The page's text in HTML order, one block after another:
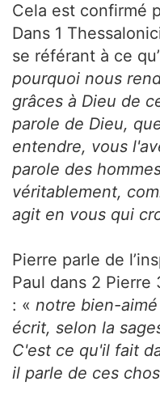
Cela est confirmé
Dans 1
se référant à ce
pourquoi nous
grâces à Dieu de
parole de Dieu,
entendre, vous
parole des
véritablement,
agit en vous qui
Pierre parle de
Paul dans 2 Pierre
: « notre bien-
écrit, selon la
C'est ce qu'il fait
il parle de ces